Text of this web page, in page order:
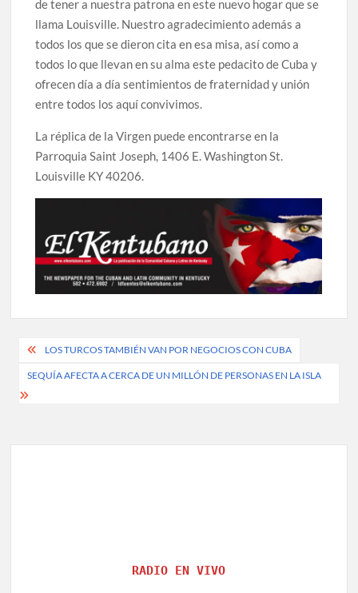
de tener a nuestra patrona en este nuevo hogar que se
llama Louisville. Nuestro agradecimiento además a
todos los que se dieron cita en esa misa, así como a
todos lo que llevan en su alma este pedacito de Cuba y
ofrecen día a día sentimientos de fraternidad y unión
entre todos los aquí convivimos.
La réplica de la Virgen puede encontrarse en la
Parroquia Saint Joseph, 1406 E. Washington St.
Louisville KY 40206.
Post
navigation
LOS TURCOS TAMBIÉN VAN POR NEGOCIOS CON CUBA
SEQUÍA AFECTA A CERCA DE UN MILLÓN DE PERSONAS EN LA ISLA
RADIO EN VIVO